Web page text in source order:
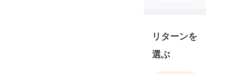
リターンを
選ぶ